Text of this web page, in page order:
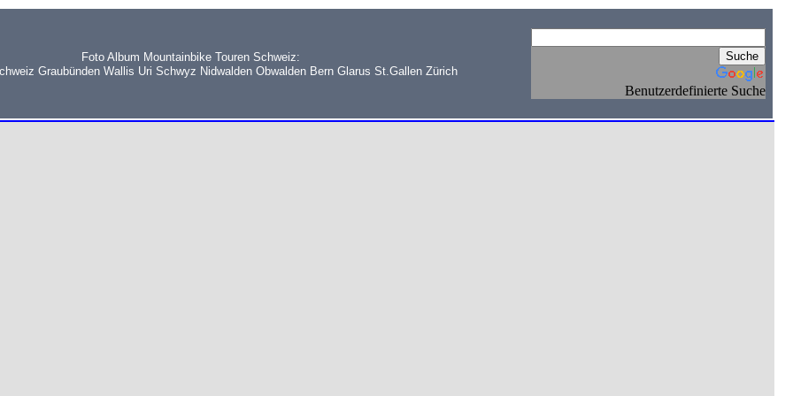
Foto Album Mountainbike Touren Schweiz:
Graubünden Wallis Uri Schwyz Nidwalden Obwalden Bern Glarus St.Gallen Zürich
Benutzerdefinierte Suche